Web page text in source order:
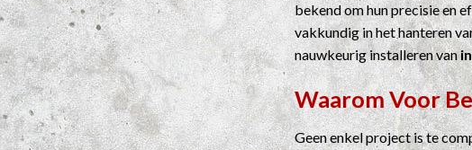
bekend om hun precisie en
vakkundig in het hanteren
nauwkeurig installeren van
Waarom Voor
Geen enkel project is te